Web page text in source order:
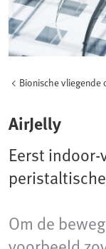
Bionische vliegende
AirJelly
Eerst
Om de